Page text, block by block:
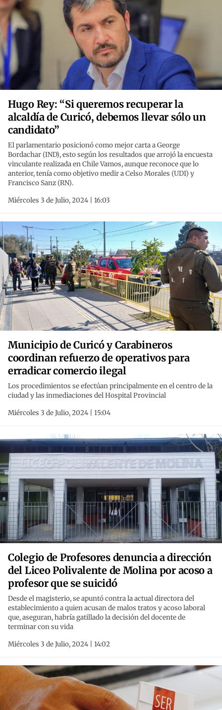
Hugo Rey: “Si queremos recuperar la
alcaldía de Curicó, debemos llevar sólo un
candidato”
El parlamentario posicionó como mejor carta a George
Bordachar (IND), esto según los resultados que arrojó la encuesta
vinculante realizada en Chile Vamos, aunque reconoce que lo
anterior, tenía como objetivo medir a Celso Morales (UDI) y
Francisco Sanz (RN).
Miércoles 3 de Julio, 2024 | 16:03
Municipio de Curicó y Carabineros
coordinan refuerzo de operativos para
erradicar comercio ilegal
Los procedimientos se efectúan principalmente en el centro de la
ciudad y las inmediaciones del Hospital Provincial
Miércoles 3 de Julio, 2024 | 15:04
Colegio de Profesores denuncia a dirección
del Liceo Polivalente de Molina por acoso a
profesor que se suicidó
Desde el magisterio, se apuntó contra la actual directora del
establecimiento a quien acusan de malos tratos y acoso laboral
que, aseguran, habría gatillado la decisión del docente de
terminar con su vida
Miércoles 3 de Julio, 2024 | 14:02